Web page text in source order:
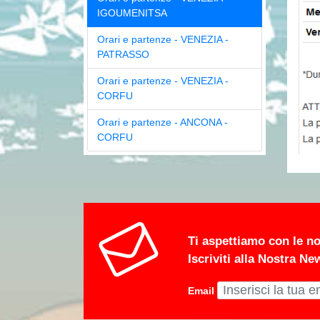
IGOUMENITSA
Orari e partenze - VENEZIA -
PATRASSO
Orari e partenze - VENEZIA -
CORFU
Orari e partenze - ANCONA -
CORFU
Ti aspettiamo con le
Iscriviti alla Nostra
Email